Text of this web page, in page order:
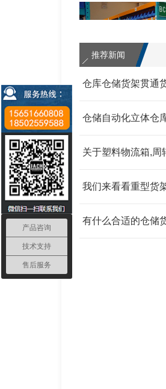
推荐新闻
产品咨询
技术支持
售后服务